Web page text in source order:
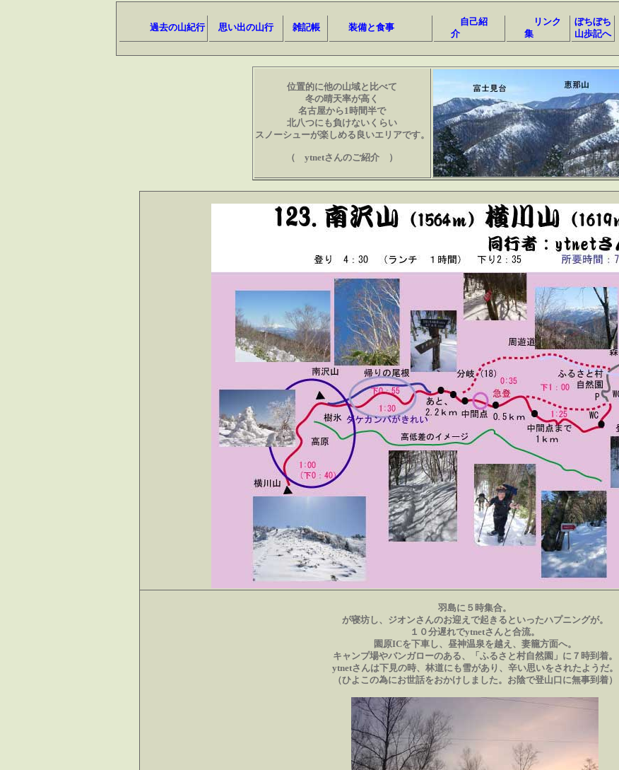
過去の山紀行 思い出の山行 雑記帳 装備と食事
自己紹
介
リンク
集
ぼちぼち
山歩記へ
位置的に他の山域と比べて
冬の晴天率が高く
名古屋から1時間半で
北八つにも負けないくらい
スノーシューが楽しめる良いエリアです。
（ ytnetさんのご紹介 ）
羽島に５時集合。
が寝坊し、ジオンさんのお迎えで起きるといったハプニングが。
１０分遅れでytnetさんと合流。
園原ICを下車し、昼神温泉を越え、妻籠方面へ。
キャンプ場やバンガローのある、「ふるさと村自然園」に７時到着。
ytnetさんは下見の時、林道にも雪があり、辛い思いをされたようだ。
（ひよこの為にお世話をおかけしました。お陰で登山口に無事到着）